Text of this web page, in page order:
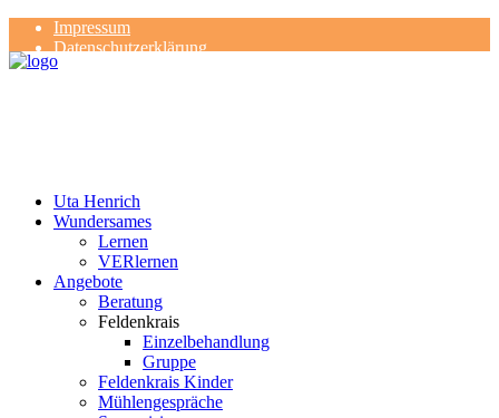
Impressum
Datenschutzerklärung
Kontakt
Uta Henrich
Wundersames
Lernen
VERlernen
Angebote
Beratung
Feldenkrais
Einzelbehandlung
Gruppe
Feldenkrais Kinder
Mühlengespräche